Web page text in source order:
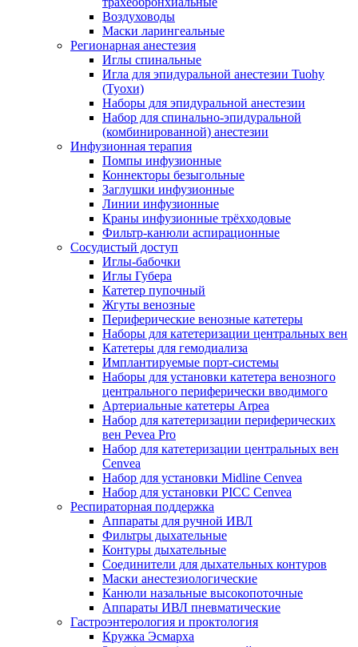
Воздуховоды
Маски ларингеальные
Регионарная анестезия
Иглы спинальные
Игла для эпидуральной анестезии Tuohy
(Туохи)
Наборы для эпидуральной анестезии
Набор для спинально-эпидуральной
(комбинированной) анестезии
Инфузионная терапия
Помпы инфузионные
Коннекторы безыгольные
Заглушки инфузионные
Линии инфузионные
Краны инфузионные трёхходовые
Фильтр-канюли аспирационные
Сосудистый доступ
Иглы-бабочки
Иглы Губера
Катетер пупочный
Жгуты венозные
Периферические венозные катетеры
Наборы для катетеризации центральных вен
Катетеры для гемодиализа
Имплантируемые порт‑системы
Наборы для установки катетера венозного
центрального периферически вводимого
Артериальные катетеры Arpea
Набор для катетеризации периферических
вен Pevea Pro
Набор для катетеризации центральных вен
Cenvea
Набор для установки Midline Cenvea
Набор для установки PICC Cenvea
Респираторная поддержка
Аппараты для ручной ИВЛ
Фильтры дыхательные
Контуры дыхательные
Соединители для дыхательных контуров
Маски анестезиологические
Канюли назальные высокопоточные
Аппараты ИВЛ пневматические
Гастроэнтерология и проктология
Кружка Эсмарха